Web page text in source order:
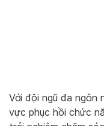
Với đội ngũ đa ngôn
vực phục hồi chức